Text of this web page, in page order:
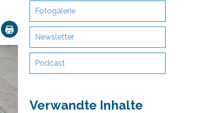
Email
Fotogalerie
Newsletter
Podcast
Verwandte Inhalte